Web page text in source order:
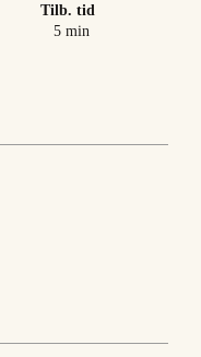
Tilb. tid
5minutter
min